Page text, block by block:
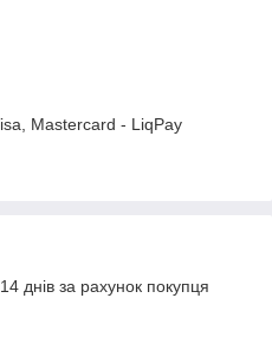
Mastercard - LiqPay
днів за рахунок покупця